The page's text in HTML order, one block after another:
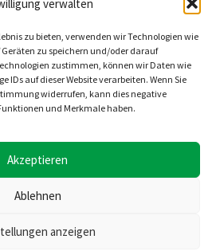
verwalten
zu bieten, verwenden wir Technologien wie
zu speichern und/oder darauf
zustimmen, können wir Daten wie
IDs auf dieser Website verarbeiten. Wenn Sie
widerrufen, kann dies negative
und Merkmale haben.
Akzeptieren
Ablehnen
anzeigen
Datenschutz